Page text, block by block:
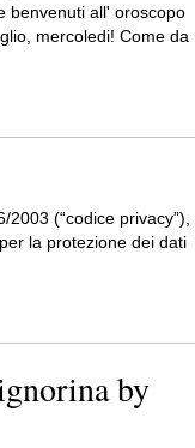
benvenuti all' oroscopo
mercoledi! Come da
(“codice privacy”),
la protezione dei dati
by